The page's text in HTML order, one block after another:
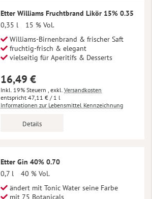
Etter Williams Fruchtbrand Likör 15% 0.35
0,35 l
15 % Vol.
Williams-Birnenbrand & frischer Saft
fruchtig-frisch & elegant
vielseitig für Aperitifs & Desserts
16,49 €
Inkl. 19% Steuern , exkl. Versandkosten
47,11 € / 1 l
Informationen zur Lebensmittel Kennzeichnung
Details
Etter Gin 40% 0.70
0,7 l
40 % Vol.
ändert mit Tonic Water seine Farbe